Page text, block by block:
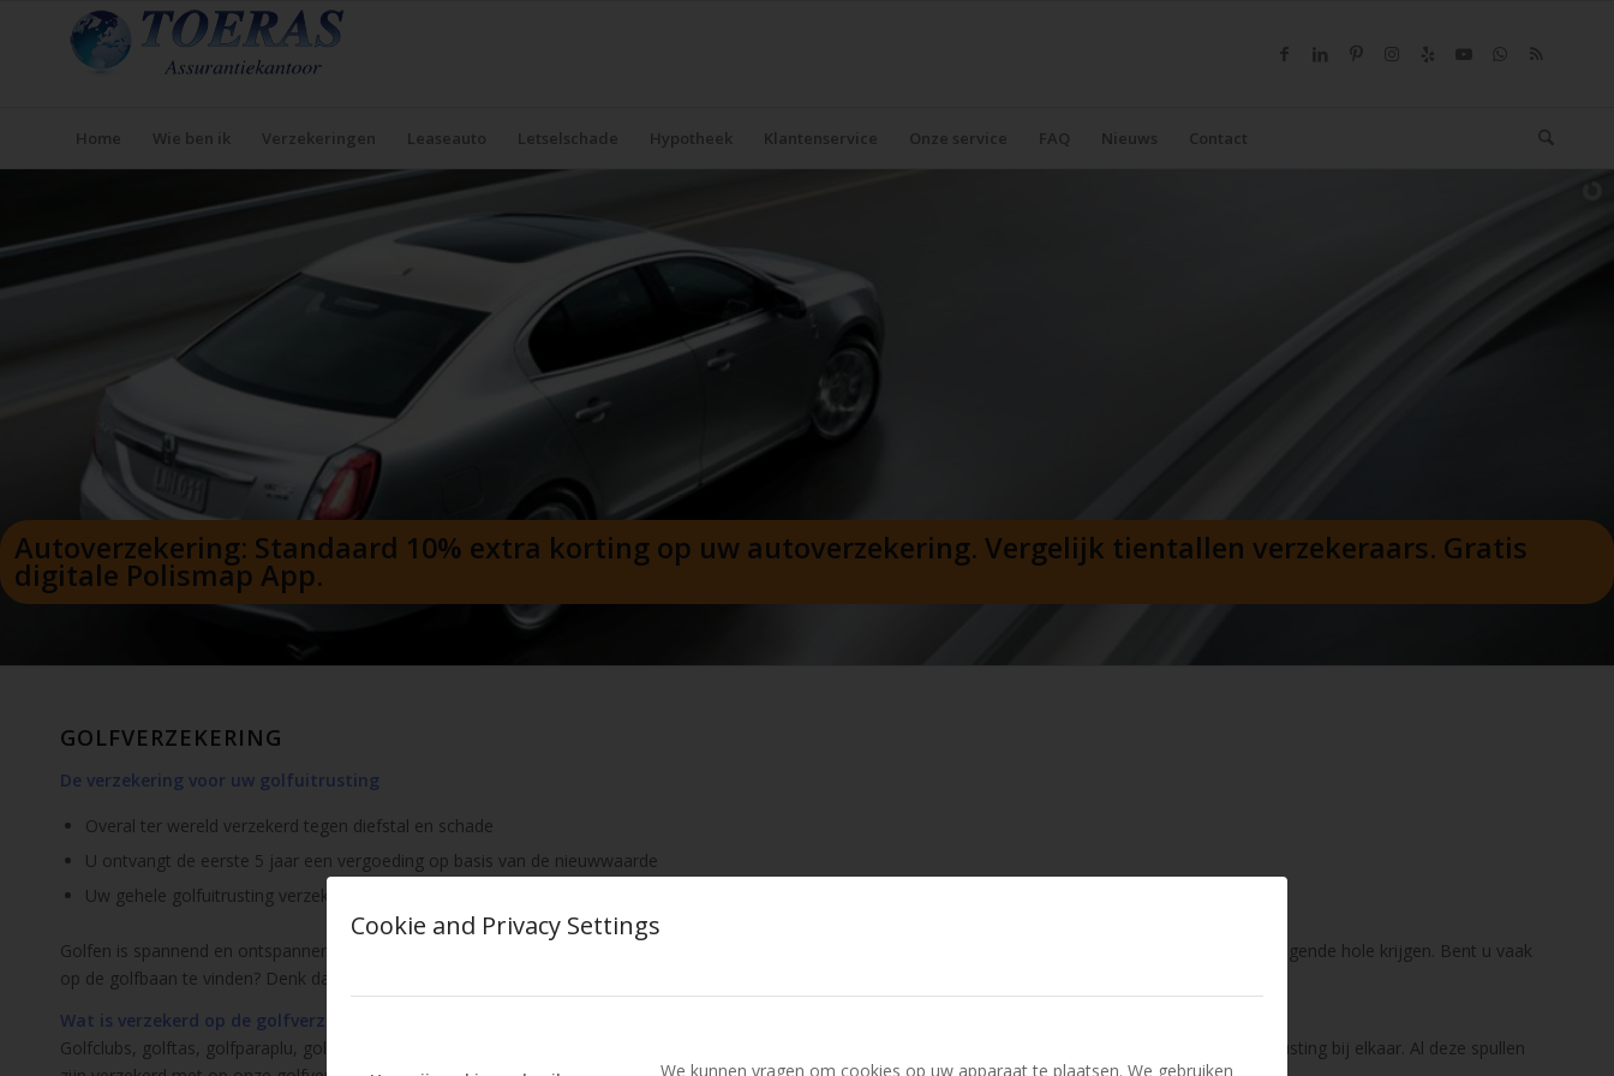
Cookie and Privacy Settings
We kunnen vragen om cookies op uw apparaat te plaatsen. We gebruiken
Home Wie ben ik Verzekeringen Leaseauto Letselschade Hypotheek Klantenservice Onze service FAQ Nieuws Contact
Autoverzekering: Standaard 10% extra korting op uw autoverzekering. Vergelijk tientallen verzekeraars. Gratis
digitale Polismap App.
GOLFVERZEKERING
De verzekering voor uw golfuitrusting
Overal ter wereld verzekerd tegen diefstal en schade
U ontvangt de eerste 5 jaar een vergoeding op basis van de nieuwwaarde
Uw gehele golfuitrusting verzekert. Van golfparaplu tot golfschoenen!
Golfen is spannend en ontspannend tegelijk. Dat merkt u al zodra u plaatsneemt op de tee. Dan wilt u maar één ding: de bal met een prachtige swing in de volgende hole krijgen. Bent u vaak
op de golfbaan te vinden? Denk dan aan onze speciale Golfverzekering. Dan is uw kostbare uitrusting overal ter wereld verzekerd!
Wat is verzekerd op de golfverzekering?
Golfclubs, golftas, golfparaplu, golfschoenen, golfhandschoenen, golfregenkleding en golfkarretje. Als u graag en vaak golft, heeft u al snel een complete uitrusting bij elkaar. Al deze spullen